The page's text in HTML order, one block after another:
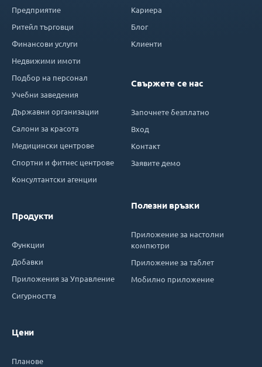
Предприятие
Ритейл търговци
Финансови услуги
Недвижими имоти
Подбор на персонал
Учебни заведения
Държавни организации
Салони за красота
Медицински центрове
Спортни и фитнес центрове
Консултантски агенции
Продукти
Функции
Добавки
Приложения за Управление
Сигурността
Цени
Планове
Кариера
Блог
Клиенти
Свържете се нас
Започнете безплатно
Вход
Контакт
Заявите демо
Полезни връзки
Приложение за настолни
компютри
Приложение за таблет
Мобилно приложение